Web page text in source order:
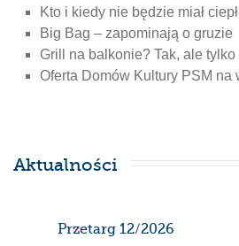
Kto i kiedy nie będzie miał
Big Bag – zapominają o gruzie
Grill na balkonie? Tak, ale
Oferta Domów Kultury PSM na
Aktualności
Przetarg 12/2026